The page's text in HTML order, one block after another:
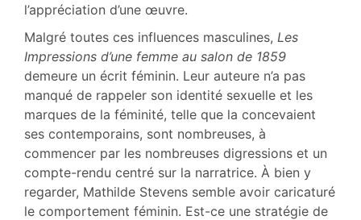
l’appréciation d’une œuvre.
Malgré toutes ces influences masculines, Les
Impressions d’une femme au salon de 1859
demeure un écrit féminin. Leur auteure n’a pas
manqué de rappeler son identité sexuelle et les
marques de la féminité, telle que la concevaient
ses contemporains, sont nombreuses, à
commencer par les nombreuses digressions et un
compte-rendu centré sur la narratrice. À bien y
regarder, Mathilde Stevens semble avoir caricaturé
le comportement féminin. Est-ce une stratégie de